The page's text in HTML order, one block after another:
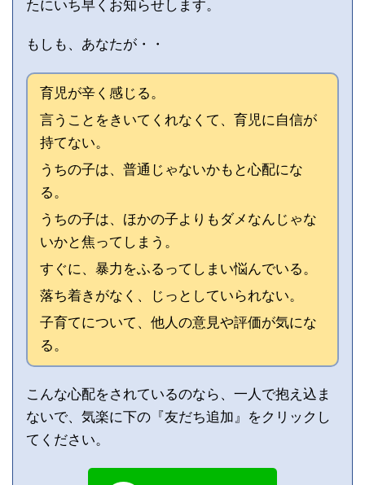
たにいち早くお知らせします。
もしも、あなたが・・
育児が辛く感じる。
言うことをきいてくれなくて、育児に自信が
持てない。
うちの子は、普通じゃないかもと心配にな
る。
うちの子は、ほかの子よりもダメなんじゃな
いかと焦ってしまう。
すぐに、暴力をふるってしまい悩んでいる。
落ち着きがなく、じっとしていられない。
子育てについて、他人の意見や評価が気にな
る。
こんな心配をされているのなら、一人で抱え込ま
ないで、気楽に下の『友だち追加』をクリックし
てください。